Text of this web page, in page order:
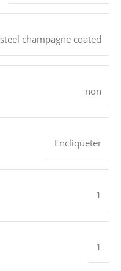
steel champagne coated
non
Encliqueter
1
1